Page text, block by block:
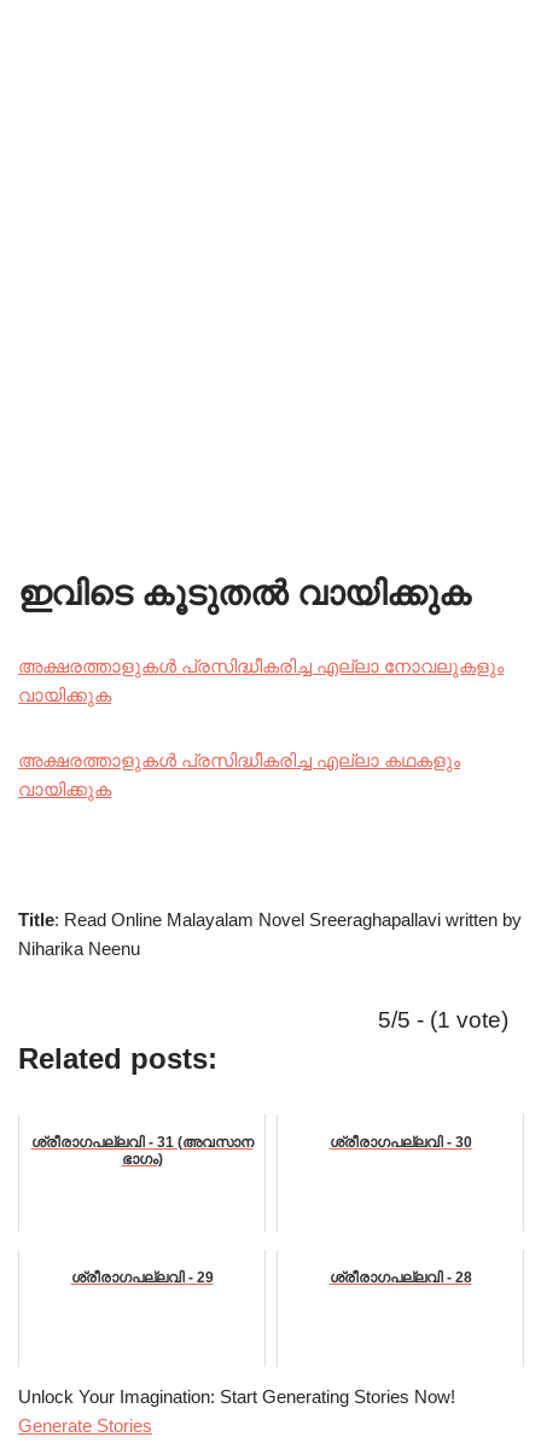
ഇവിടെ കൂടുതൽ വായിക്കുക
അക്ഷരത്താളുകൾ പ്രസിദ്ധീകരിച്ച എല്ലാ നോവലുകളും
വായിക്കുക
അക്ഷരത്താളുകൾ പ്രസിദ്ധീകരിച്ച എല്ലാ കഥകളും
വായിക്കുക
Title: Read Online Malayalam Novel Sreeraghapallavi written by
Niharika Neenu
5/5 - (1 vote)
Related posts:
ശ്രീരാഗപല്ലവി - 31 (അവസാന
ഭാഗം)
ശ്രീരാഗപല്ലവി - 30
ശ്രീരാഗപല്ലവി - 29 ശ്രീരാഗപല്ലവി - 28
Unlock Your Imagination: Start Generating Stories Now!
Generate Stories